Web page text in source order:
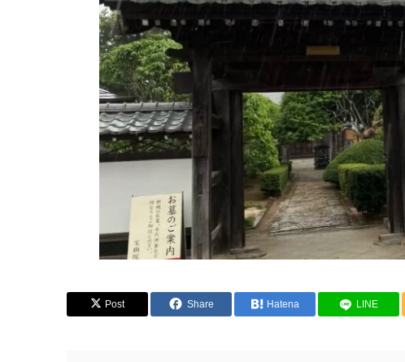
Post Share Hatena LINE